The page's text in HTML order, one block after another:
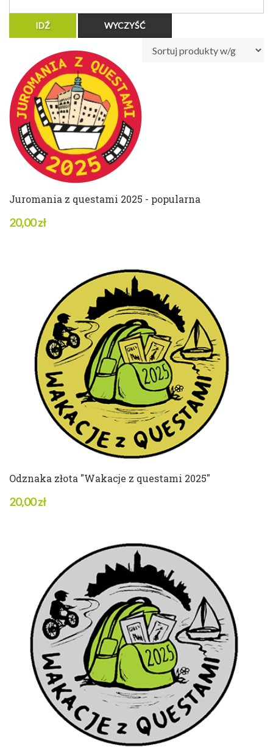
Brak w magazynie
ZOBACZ SZCZEGÓŁY
Juromania z questami 2025 - popularna
20,00 zł
4 w magazynie
ZOBACZ SZCZEGÓŁY
Odznaka złota "Wakacje z questami 2025"
20,00 zł
7 w magazynie
ZOBACZ SZCZEGÓŁY